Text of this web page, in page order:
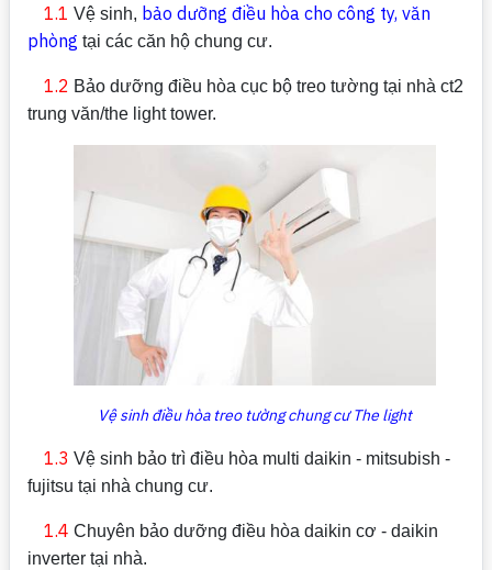
1.1 Vệ sinh, bảo dưỡng điều hòa cho công ty, văn
phòng tại các căn hộ chung cư.
1.2 Bảo dưỡng điều hòa cục bộ treo tường tại nhà ct2
trung văn/the light tower.
Vệ sinh điều hòa treo tường chung cư The light
1.3 Vệ sinh bảo trì điều hòa multi daikin - mitsubish -
fujitsu tại nhà chung cư.
1.4 Chuyên bảo dưỡng điều hòa daikin cơ - daikin
inverter tại nhà.